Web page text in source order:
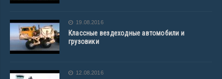
19.08.2016
Классные вездеходные автомобили и
грузовики
12.08.2016